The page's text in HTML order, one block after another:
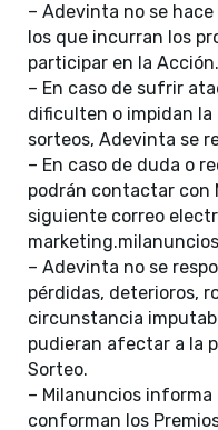
– Adevinta no se
los que incurran los
participar en la Acción.
– En caso de sufrir
dificulten o impidan
sorteos, Adevinta se
– En caso de duda o
podrán contactar con
siguiente correo
– Adevinta no se
pérdidas, deterioros,
circunstancia
pudieran afectar a la
Sorteo.
– Milanuncios
conforman los